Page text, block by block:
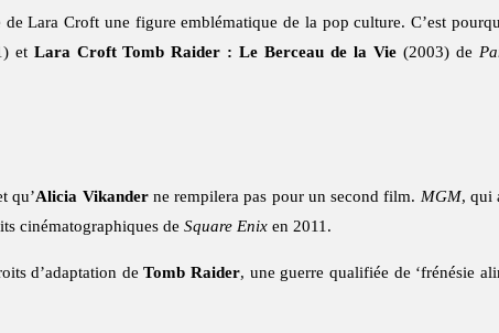
Lara Croft une figure emblématique de la pop culture. C’est
et Lara Croft Tomb Raider : Le Berceau de la Vie(2003) de
qu’Alicia Vikanderne rempilera pas pour un second film. MGM, qui
cinématographiques de Square Enix en 2011.
d’adaptation deTomb Raider, une guerre qualifiée de ‘frénésie